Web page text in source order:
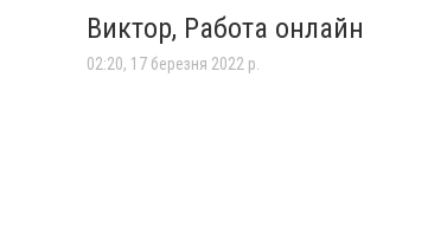
Виктор, Работа онлайн
02:20, 17 березня 2022 р.